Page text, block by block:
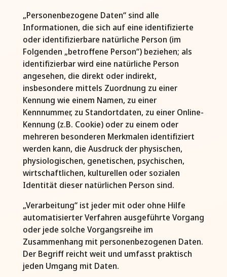
„Personenbezogene Daten“ sind alle
Informationen, die sich auf eine identifizierte
oder identifizierbare natürliche Person (im
Folgenden „betroffene Person“) beziehen; als
identifizierbar wird eine natürliche Person
angesehen, die direkt oder indirekt,
insbesondere mittels Zuordnung zu einer
Kennung wie einem Namen, zu einer
Kennnummer, zu Standortdaten, zu einer Online-
Kennung (z.B. Cookie) oder zu einem oder
mehreren besonderen Merkmalen identifiziert
werden kann, die Ausdruck der physischen,
physiologischen, genetischen, psychischen,
wirtschaftlichen, kulturellen oder sozialen
Identität dieser natürlichen Person sind.
„Verarbeitung“ ist jeder mit oder ohne Hilfe
automatisierter Verfahren ausgeführte Vorgang
oder jede solche Vorgangsreihe im
Zusammenhang mit personenbezogenen Daten.
Der Begriff reicht weit und umfasst praktisch
jeden Umgang mit Daten.